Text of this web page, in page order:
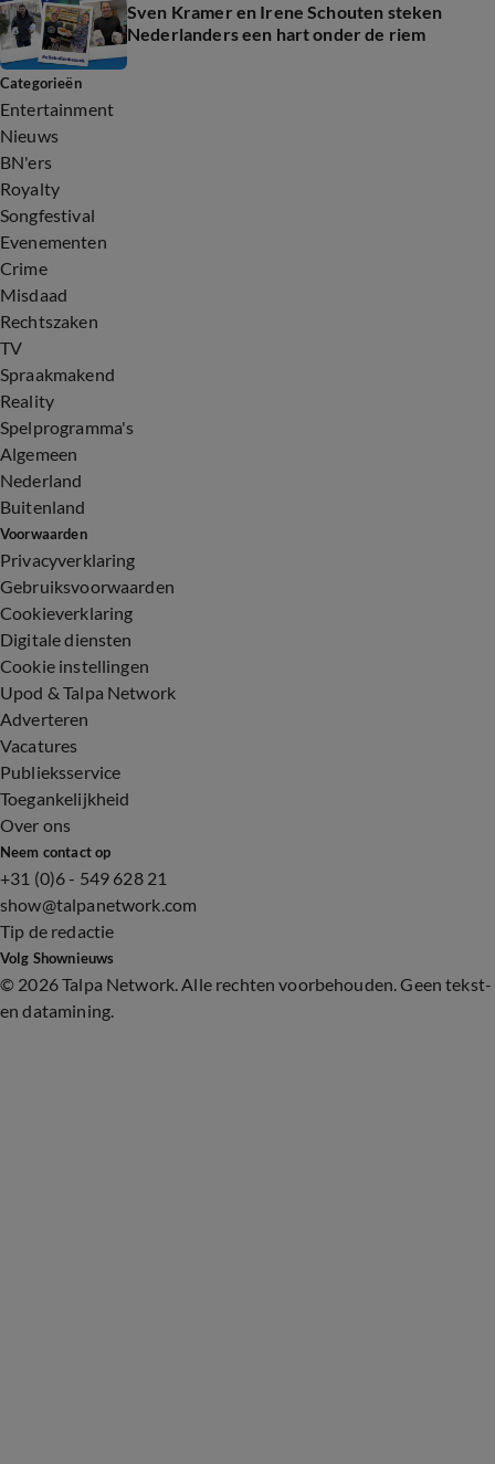
Sven Kramer en Irene Schouten steken
Nederlanders een hart onder de riem
Categorieën
Entertainment
Nieuws
BN'ers
Royalty
Songfestival
Evenementen
Crime
Misdaad
Rechtszaken
TV
Spraakmakend
Reality
Spelprogramma's
Algemeen
Nederland
Buitenland
Voorwaarden
Privacyverklaring
Gebruiksvoorwaarden
Cookieverklaring
Digitale diensten
Cookie instellingen
Upod & Talpa Network
Adverteren
Vacatures
Publieksservice
Toegankelijkheid
Over ons
Neem contact op
+31 (0)6 - 549 628 21
show@talpanetwork.com
Tip de redactie
Volg Shownieuws
© 2026 Talpa Network. Alle rechten voorbehouden. Geen tekst-
en datamining.